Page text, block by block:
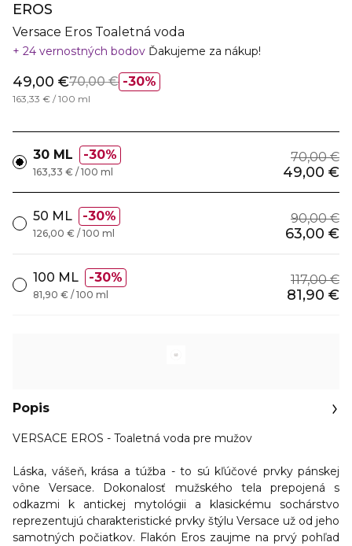
EROS
Versace Eros Toaletná voda
24 vernostných bodov Ďakujeme za nákup!
30%
49,00 €70,00 €
163,33 € / 100 ml
30 ML 30% 70,00 €
49,00 €
163,33 € / 100 ml
50 ML 30% 90,00 €
63,00 €
126,00 € / 100 ml
100 ML 30% 117,00 €
81,90 €
81,90 € / 100 ml
Popis
VERSACE EROS - Toaletná voda pre mužov
Láska, vášeň, krása a túžba - to sú kľúčové prvky pánskej
vône Versace. Dokonalosť mužského tela prepojená s
odkazmi k antickej mytológii a klasickému sochárstvo
reprezentujú charakteristické prvky štýlu Versace už od jeho
samotných počiatkov. Flakón Eros zaujme na prvý pohľad